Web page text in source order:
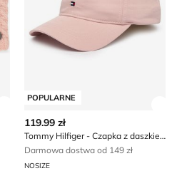
POPULARNE
119.99 zł
Tommy Hilfiger - Czapka z daszkiem damska
Darmowa dostwa od 149 zł
NOSIZE